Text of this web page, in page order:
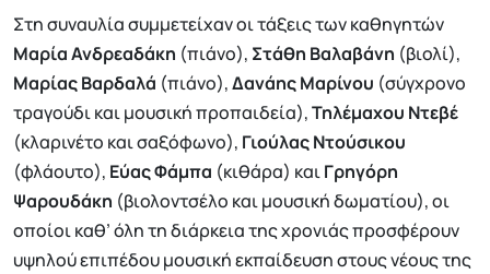
Στη συναυλία συμμετείχαν οι τάξεις των καθηγητών
Μαρία Ανδρεαδάκη (πιάνο), Στάθη Βαλαβάνη (βιολί),
Μαρίας Βαρδαλά (πιάνο),Δανάης Μαρίνου (σύγχρονο
τραγούδι και μουσική προπαιδεία),Τηλέμαχου Ντεβέ
(κλαρινέτο και σαξόφωνο), Γιούλας Ντούσικου
(φλάουτο), Εύας Φάμπα (κιθάρα) καιΓρηγόρη
Ψαρουδάκη (βιολοντσέλο και μουσική δωματίου), οι
οποίοι καθ’ όλη τη διάρκεια της χρονιάς προσφέρουν
υψηλού επιπέδου μουσική εκπαίδευση στους νέους της